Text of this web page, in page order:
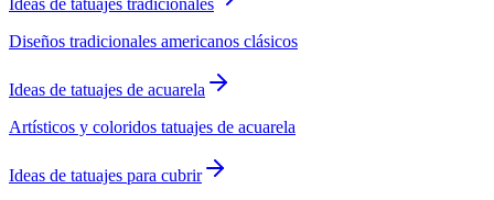
Ideas de tatuajes tradicionales
Diseños tradicionales americanos clásicos
Ideas de tatuajes de acuarela
Artísticos y coloridos tatuajes de acuarela
Ideas de tatuajes para cubrir